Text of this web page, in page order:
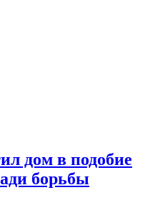
дом в подобие
борьбы